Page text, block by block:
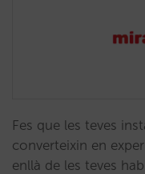
Fes que les teves
converteixin en
enllà de les teves